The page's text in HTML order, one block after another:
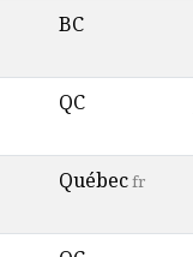
BC
QC
Québecfr